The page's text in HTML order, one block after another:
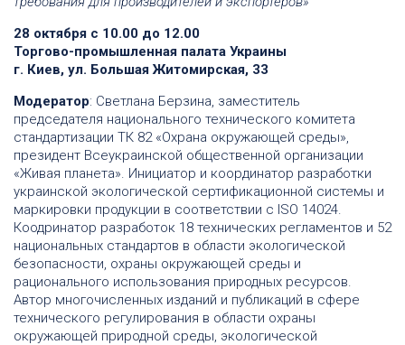
28 октября с 10.00 до 12.00
Торгово-промышленная палата Украины
г. Киев, ул. Большая Житомирская, 33
Модератор: Светлана Берзина, заместитель
председателя национального технического комитета
стандартизации ТК 82 «Охрана окружающей среды»,
президент Всеукраинской общественной организации
«Живая планета». Инициатор и координатор разработки
украинской экологической сертификационной системы и
маркировки продукции в соответствии с ISO 14024.
Коодринатор разработок 18 технических регламентов и 52
национальных стандартов в области экологической
безопасности, охраны окружающей среды и
рационального использования природных ресурсов.
Автор многочисленных изданий и публикаций в сфере
технического регулирования в области охраны
окружающей природной среды, экологической